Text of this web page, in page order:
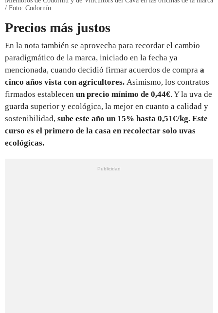
/ Foto: Codorníu
Precios más justos
En la nota también se aprovecha para recordar el cambio
paradigmático de la marca, iniciado en la fecha ya
mencionada, cuando decidió firmar acuerdos de compra a
cinco años vista con agricultores. Asimismo, los contratos
firmados establecen un precio mínimo de 0,44€. Y la uva de
guarda superior y ecológica, la mejor en cuanto a calidad y
sostenibilidad, sube este año un 15% hasta 0,51€/kg. Este
curso es el primero de la casa en recolectar solo uvas
ecológicas.